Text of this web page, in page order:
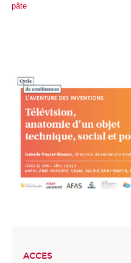
pâte
ACCES